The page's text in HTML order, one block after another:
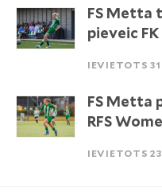
FS Metta
pieveic
IEVIETOTS
FS Metta
RFS
IEVIETOTS